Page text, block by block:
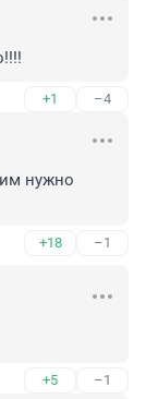
+1 –4
нужно
+18 –1
+5 –1